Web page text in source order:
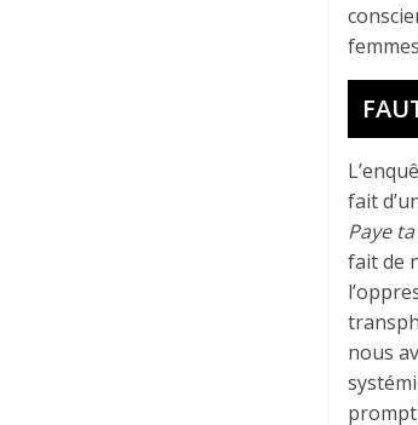
fait
Paye
fait de
nous
prompt